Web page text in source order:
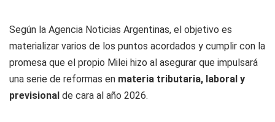
Según la Agencia Noticias Argentinas, el objetivo es
materializar varios de los puntos acordados y cumplir con la
promesa que el propio Milei hizo al asegurar que impulsará
una serie de reformas en materia tributaria, laboral y
previsional de cara al año 2026.